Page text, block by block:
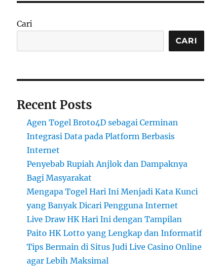
Cari
CARI
Recent Posts
Agen Togel Broto4D sebagai Cerminan
Integrasi Data pada Platform Berbasis
Internet
Penyebab Rupiah Anjlok dan Dampaknya
Bagi Masyarakat
Mengapa Togel Hari Ini Menjadi Kata Kunci
yang Banyak Dicari Pengguna Internet
Live Draw HK Hari Ini dengan Tampilan
Paito HK Lotto yang Lengkap dan Informatif
Tips Bermain di Situs Judi Live Casino Online
agar Lebih Maksimal